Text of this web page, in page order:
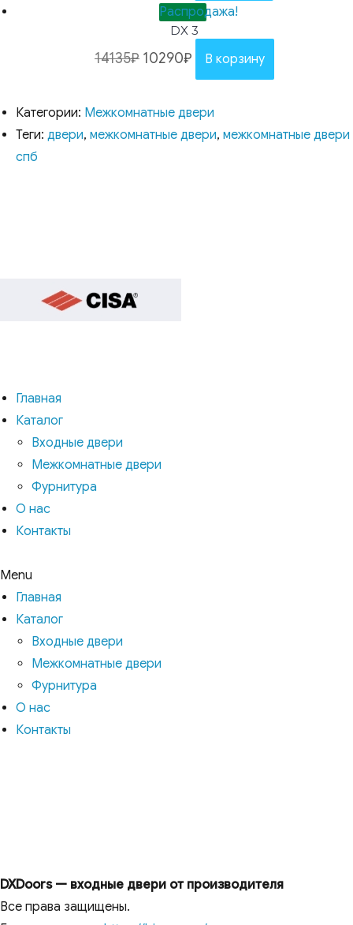
Распродажа!
DX 3
14135₽ 10290₽ В корзину
Категории: Межкомнатные двери
Теги: двери, межкомнатные двери, межкомнатные двери
спб
Главная
Каталог
Входные двери
Межкомнатные двери
Фурнитура
О нас
Контакты
Menu
Главная
Каталог
Входные двери
Межкомнатные двери
Фурнитура
О нас
Контакты
DXDoors — входные двери от производителя
Все права защищены.